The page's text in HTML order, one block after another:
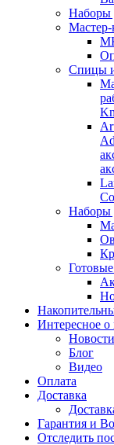
Наборы
Мастер-
Спицы
Наборы
Интересное о
Новости
Блог
Видео
Оплата
Доставка
Гарантия и
Отследить